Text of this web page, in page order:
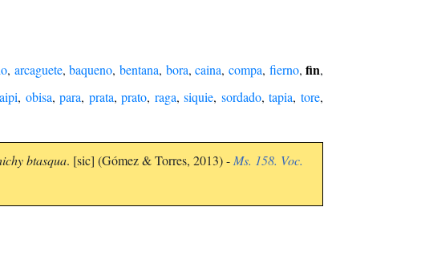
, arcaguete,baqueno,bentana, bora,caina, compa, fierno,fin,
, obisa,para, prata,prato, raga,siquie, sordado,tapia, tore,
btasqua. [sic] (Gómez & Torres, 2013) - Ms. 158. Voc.